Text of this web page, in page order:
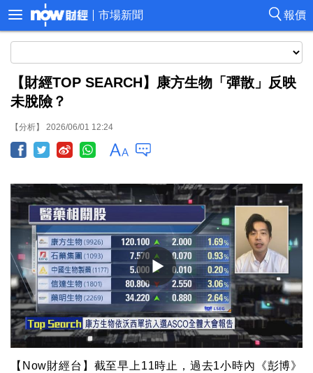
報價
市場新聞
【財經TOP SEARCH】康方生物「彈散」反映
未脫險？
【分析】 2026/06/01 12:24
【Now財經台】截至早上11時止，過去1小時內《彭博》